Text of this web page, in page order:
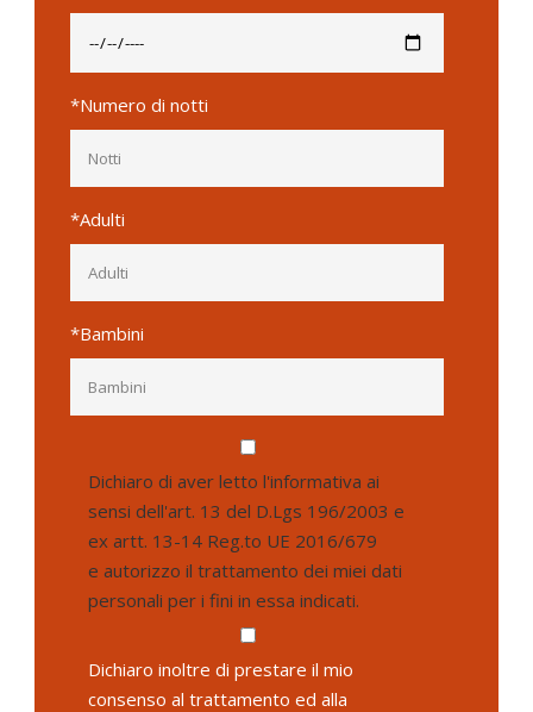
*Numero di notti
*Adulti
*Bambini
Dichiaro di aver letto l'informativa ai
sensi dell'art. 13 del D.Lgs 196/2003 e
ex artt. 13-14 Reg.to UE 2016/679
e autorizzo il trattamento dei miei dati
personali per i fini in essa indicati.
Dichiaro inoltre di prestare il mio
consenso al trattamento ed alla